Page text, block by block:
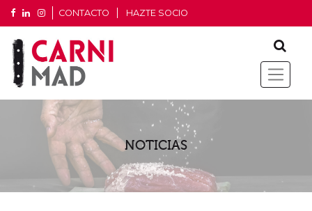
CONTACTO HAZTE SOCIO
NOTICIAS